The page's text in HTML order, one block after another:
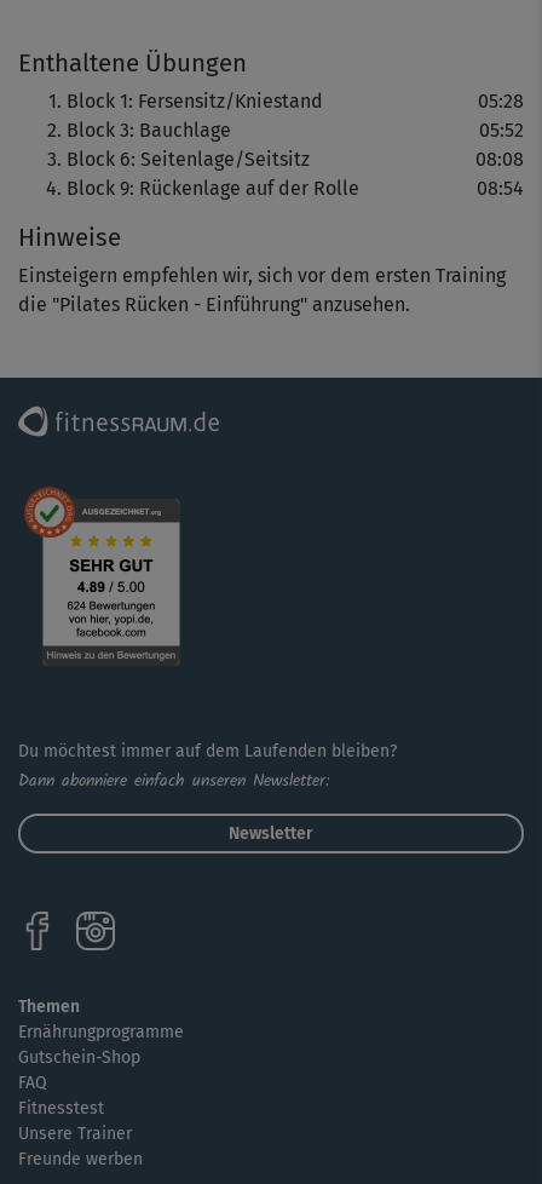
Ein toller Kurs, um den meisten
"Alltagsrückenbeschwerden" effektiv vorzubeugen.
Eine Schlussentspannung rundet das Training ab.
Enthaltene Übungen
Block 1: Fersensitz/Kniestand
05:28
Block 3: Bauchlage
05:52
Block 6: Seitenlage/Seitsitz
08:08
Block 9: Rückenlage auf der Rolle
08:54
Hinweise
Einsteigern empfehlen wir, sich vor dem ersten Training
die "Pilates Rücken - Einführung" anzusehen.
Du möchtest immer auf dem Laufenden bleiben?
Dann abonniere einfach unseren Newsletter:
Newsletter
Themen
Ernährungprogramme
Gutschein-Shop
FAQ
Fitnesstest
Unsere Trainer
Freunde werben